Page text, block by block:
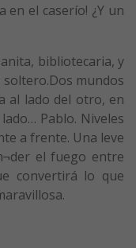
en el caserío! ¿Y un
bibliotecaria, y
soltero.Dos mundos
al lado del otro, en
Pablo. Niveles
a frente. Una leve
el fuego entre
convertirá lo que